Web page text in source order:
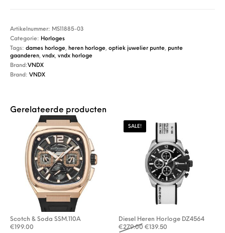
Artikelnummer: MS11885-03
Categorie: Horloges
Tags:dames horloge, heren horloge,optiek juwelier punte, punte
gaanderen,vndx,vndx horloge
Brand:VNDX
Brand:VNDX
Gerelateerde producten
Scotch & Soda SSM.110A
€199.00
SALE!
Diesel Heren Horloge DZ4564
€279.00 Oorspronkelijke prijs was:
€139.50